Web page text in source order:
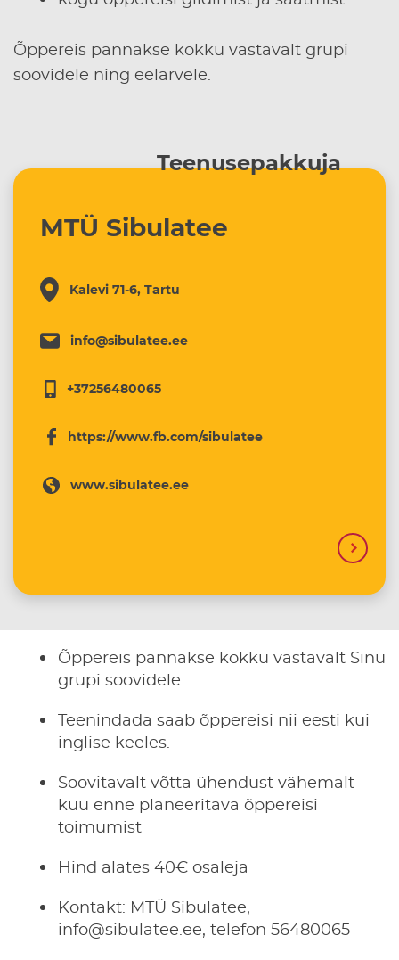
Õppereis pannakse kokku vastavalt grupi
soovidele ning eelarvele.
Teenusepakkuja
MTÜ Sibulatee
Kalevi 71-6, Tartu
info@sibulatee.ee
+37256480065
https://www.fb.com/sibulatee
www.sibulatee.ee
Õppereis pannakse kokku vastavalt Sinu
grupi soovidele.
Teenindada saab õppereisi nii eesti kui
inglise keeles.
Soovitavalt võtta ühendust vähemalt
kuu enne planeeritava õppereisi
toimumist
Hind alates 40€ osaleja
Kontakt: MTÜ Sibulatee,
info@sibulatee.ee, telefon 56480065